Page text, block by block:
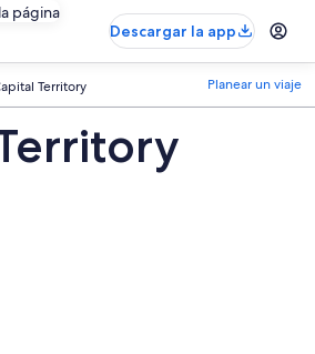
página
Descargar la app
Territory Planear un viaje